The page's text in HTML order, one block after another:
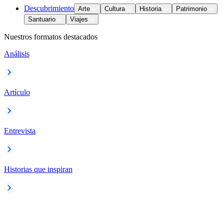
Descubrimiento Arte Cultura Historia
Patrimonio
Santuario
Viajes
Nuestros formatos destacados
Análisis
Artículo
Entrevista
Historias que inspiran